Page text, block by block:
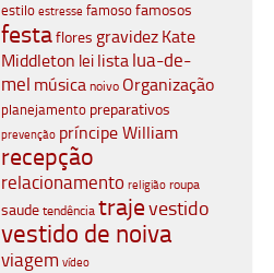
estilo estresse famoso famosos
festaflores gravidez Kate
Middleton lei lista lua-de-
mel música noivo Organização
planejamento preparativos
prevenção príncipe William
recepção
relacionamento religião roupa
saude tendência trajevestido
vestido de noiva
viagem vídeo